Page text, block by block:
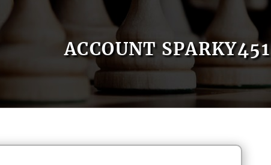
ACCOUNT SPARKY451